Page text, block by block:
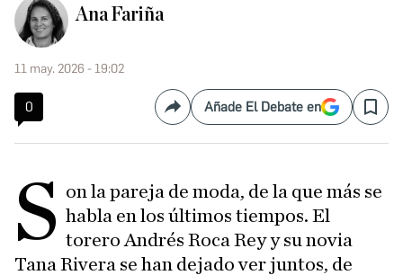
Ana Fariña
11 may. 2026 - 19:02
0 CompartirAñade El Debate en Save
S on la pareja de moda, de la que más se
habla en los últimos tiempos. El
torero Andrés Roca Rey y su novia
Tana Rivera se han dejado ver juntos, de